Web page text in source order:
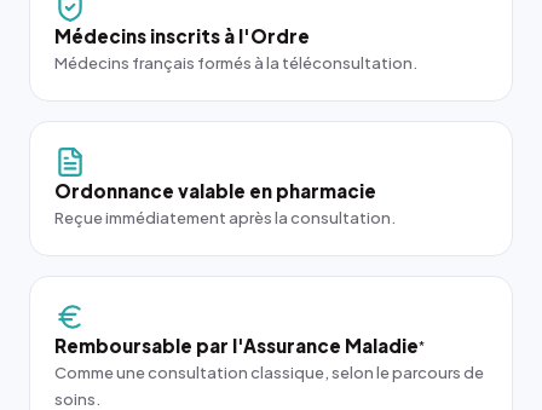
Médecins inscrits à l'Ordre
Médecins français formés à la téléconsultation.
Ordonnance valable en pharmacie
Reçue immédiatement après la consultation.
Remboursable par l'Assurance Maladie*
Comme une consultation classique, selon le parcours de
soins.